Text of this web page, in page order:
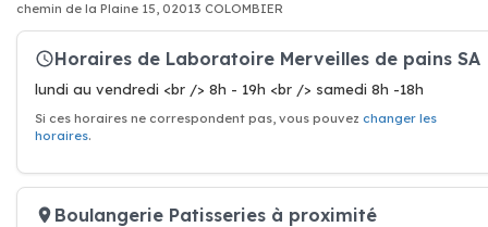
chemin de la Plaine 15, 02013 COLOMBIER
Horaires de Laboratoire Merveilles de pains SA
lundi au vendredi <br /> 8h - 19h <br /> samedi 8h -18h
Si ces horaires ne correspondent pas, vous pouvez changer les
horaires.
Boulangerie Patisseries à proximité